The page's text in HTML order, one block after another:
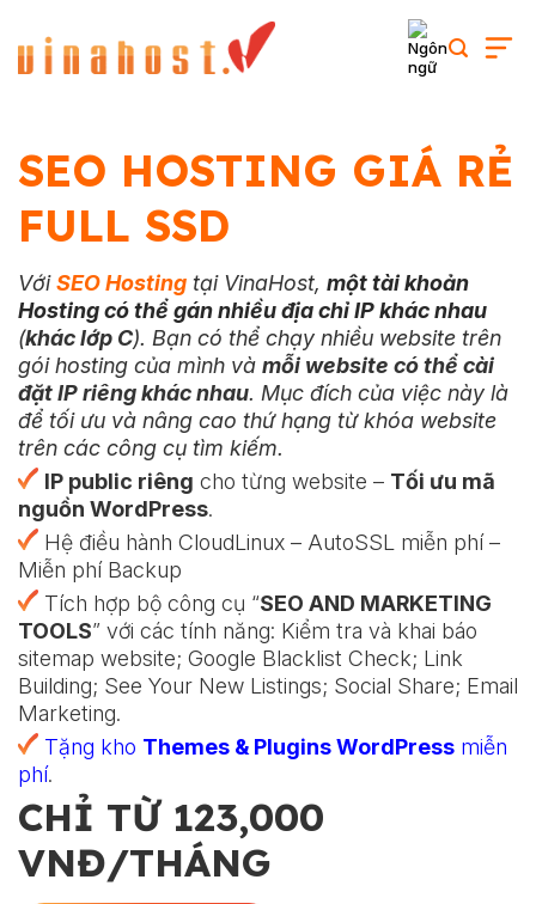
content
SEO HOSTING GIÁ RẺ
FULL SSD
VớiSEO Hosting tại VinaHost, một tài khoản
Hosting có thể gán nhiều địa chỉ IP khác nhau
(khác lớp C). Bạn có thể chạy nhiều website trên
gói hosting của mình và mỗi website có thể cài
đặt IP riêng khác nhau. Mục đích của việc này là
để tối ưu và nâng cao thứ hạng từ khóa website
trên các công cụ tìm kiếm.
IP public riêng cho từng website – Tối ưu mã
nguồn WordPress.
Hệ điều hành CloudLinux – AutoSSL miễn phí –
Miễn phí Backup
Tích hợp bộ công cụ “SEO AND MARKETING
TOOLS” với các tính năng: Kiểm tra và khai báo
sitemap website; Google Blacklist Check; Link
Building; See Your New Listings; Social Share; Email
Marketing.
Tặng kho Themes & Plugins WordPress miễn
phí.
CHỈ TỪ 123,000
VNĐ/THÁNG